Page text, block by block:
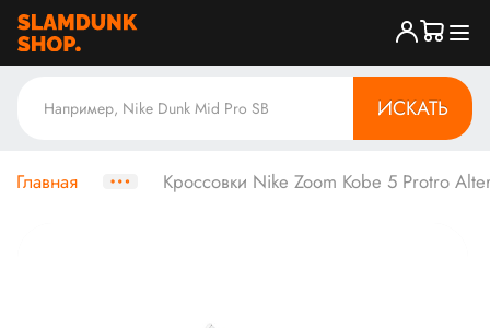
ИСКАТЬ
Главная Кроссовки Nike Zoom Kobe 5 Protro